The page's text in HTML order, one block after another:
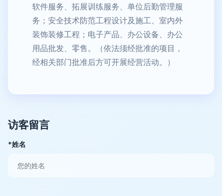
软件服务、拓展训练服务、单位后勤管理服
务；安全技术防范工程设计及施工、室内外
装饰装修工程；电子产品、办公设备、办公
用品批发、零售。（依法须经批准的项目，
经相关部门批准后方可开展经营活动。）
访客留言
*姓名